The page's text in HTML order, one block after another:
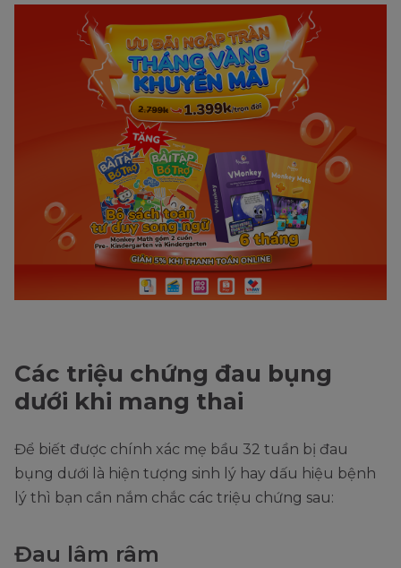
Các triệu chứng đau bụng
dưới khi mang thai
Để biết được chính xác mẹ bầu 32 tuần bị đau
bụng dưới là hiện tượng sinh lý hay dấu hiệu bệnh
lý thì bạn cần nắm chắc các triệu chứng sau:
Đau lâm râm